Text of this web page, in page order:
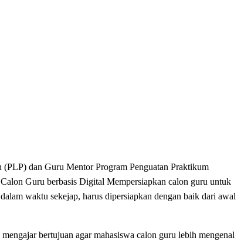
dan Guru Mentor Program Penguatan Praktikum
Guru berbasis Digital Mempersiapkan calon guru untuk
waktu sekejap, harus dipersiapkan dengan baik dari awal
bertujuan agar mahasiswa calon guru lebih mengenal